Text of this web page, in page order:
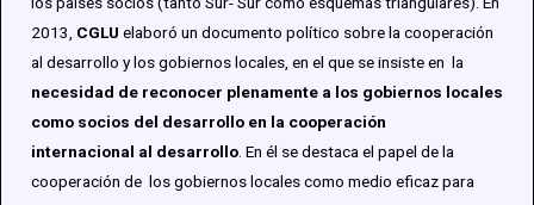
2013, CGLU elaboró un documento político sobre la cooperación
al desarrollo y losgobiernoslocales, en el que se insisteen la
necesidad de reconocer plenamente a los gobiernos locales
como socios del desarrollo en la cooperación
internacional al desarrollo . En él sedestaca el papel de la
cooperación de losgobiernoslocalescomo medio eficazpara